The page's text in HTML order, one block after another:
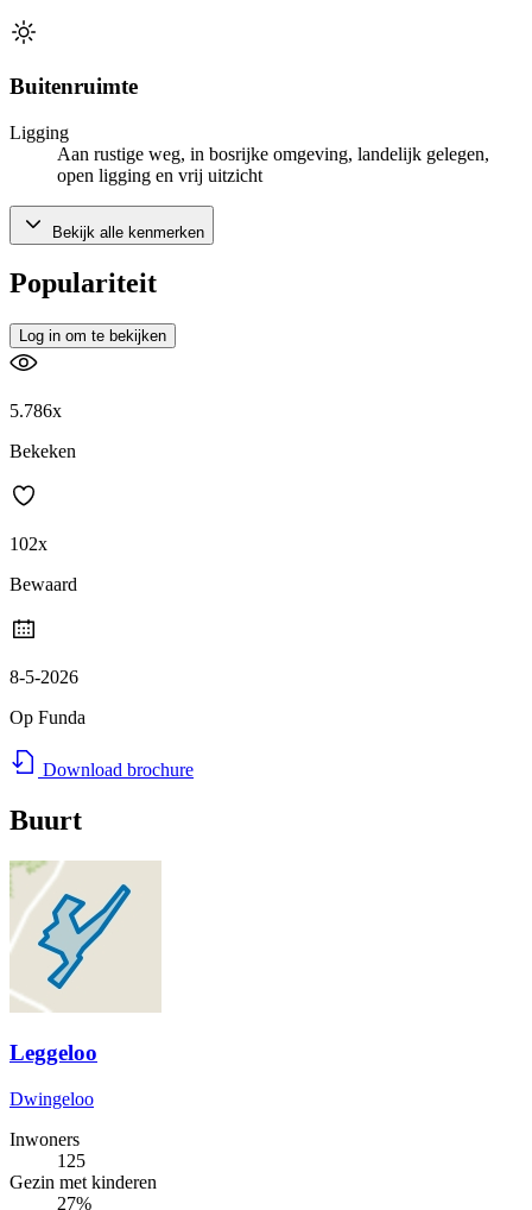
Buitenruimte
Ligging
Aan rustige weg, in bosrijke omgeving, landelijk gelegen,
open ligging en vrij uitzicht
Bekijk alle kenmerken
Populariteit
Log in om te bekijken
5.786x
Bekeken
102x
Bewaard
8-5-2026
Op Funda
Download brochure
Buurt
Leggeloo
Dwingeloo
Inwoners
125
Gezin met kinderen
27%